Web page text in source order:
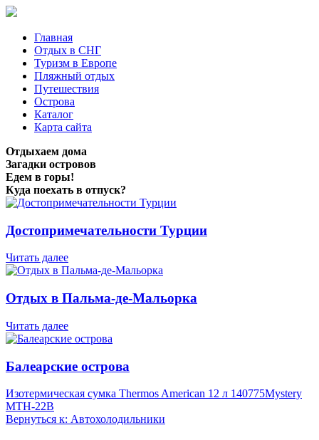
Главная
Отдых в СНГ
Туризм в Европе
Пляжный отдых
Путешествия
Острова
Каталог
Карта сайта
Отдыхаем дома
Загадки островов
Едем в горы!
Куда поехать в отпуск?
Достопримечательности Турции
Читать далее
Отдых в Пальма-де-Мальорка
Читать далее
Балеарские острова
Изотермическая сумка Thermos American 12 л 140775Mystery
MTH-22B
Вернуться к: Автохолодильники